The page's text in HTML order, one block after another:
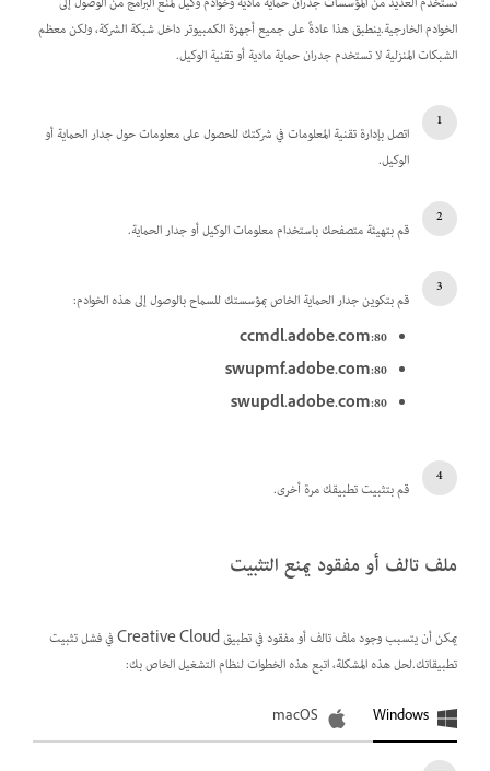
الخوادم الخارجية.ينطبق هذا عادةً على جميع أجهزة الكمبيوتر داخل شبكة الشركة، ولكن معظم
الشبكات المنزلية لا تستخدم جدران حماية مادية أو تقنية الوكيل.
اتصل بإدارة تقنية المعلومات في شركتك للحصول على معلومات حول جدار الحماية أو
الوكيل.
قم بتهيئة متصفحك باستخدام معلومات الوكيل أو جدار الحماية.
قم بتكوين جدار الحماية الخاص بمؤسستك للسماح بالوصول إلى هذه الخوادم:
ccmdl.adobe.com:80
swupmf.adobe.com:80
swupdl.adobe.com:80
قم بتثبيت تطبيقك مرة أخرى.
ملف تالف أو مفقود يمنع التثبيت
يمكن أن يتسبب وجود ملف تالف أو مفقود في تطبيق Creative Cloud في فشل تثبيت
تطبيقاتك.لحل هذه المشكلة، اتبع هذه الخطوات لنظام التشغيل الخاص بك:
Windows
macOS